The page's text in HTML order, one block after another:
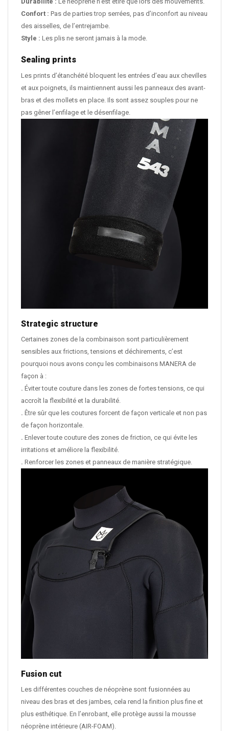
Confort : Pas de parties trop serrées, pas d’inconfort au niveau
des aisselles, de l’entrejambe.
Style : Les plis ne seront jamais à la mode.
Sealing prints
Les prints d’étanchéité bloquent les entrées d’eau aux chevilles
et aux poignets, ils maintiennent aussi les panneaux des avant-
bras et des mollets en place. Ils sont assez souples pour ne
pas gêner l’enfilage et le désenfilage.
Strategic structure
Certaines zones de la combinaison sont particulièrement
sensibles aux frictions, tensions et déchirements, c’est
pourquoi nous avons conçu les combinaisons MANERA de
façon à :
. Éviter toute couture dans les zones de fortes tensions, ce qui
accroît la flexibilité et la durabilité.
. Être sûr que les coutures forcent de façon verticale et non pas
de façon horizontale.
. Enlever toute couture des zones de friction, ce qui évite les
irritations et améliore la flexibilité.
. Renforcer les zones et panneaux de manière stratégique.
Fusion cut
Les différentes couches de néoprène sont fusionnées au
niveau des bras et des jambes, cela rend la finition plus fine et
plus esthétique. En l’enrobant, elle protège aussi la mousse
néoprène intérieure (AIR-FOAM).